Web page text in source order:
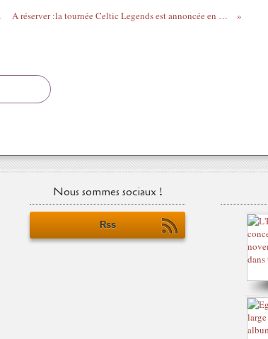
A réserver :la tournée Celtic Legends est annoncée en 2015
Nous sommes sociaux !
Rss